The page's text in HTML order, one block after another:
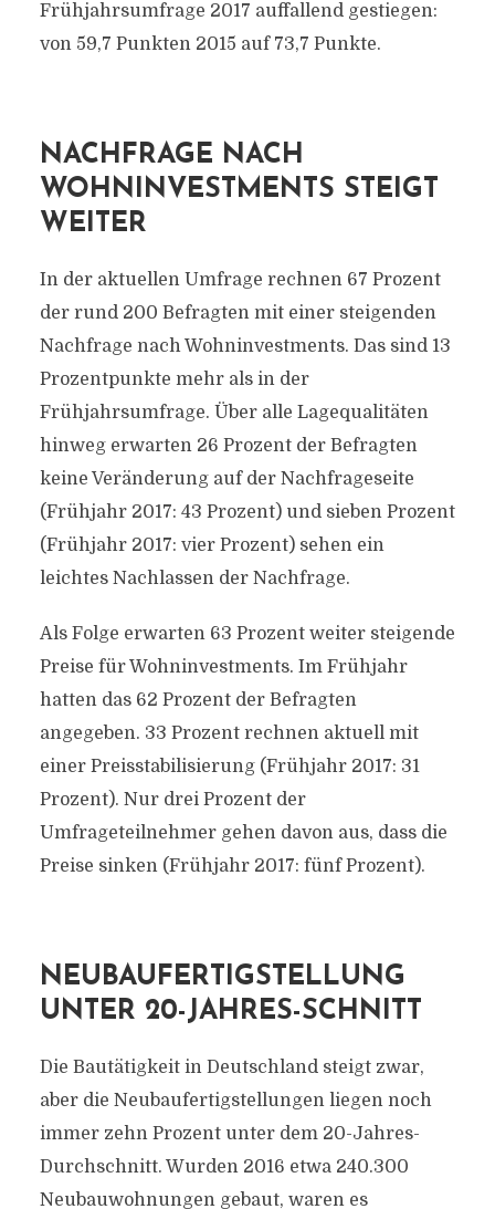
Frühjahrsumfrage 2017 auffallend gestiegen:
von 59,7 Punkten 2015 auf 73,7 Punkte.
NACHFRAGE NACH
WOHNINVESTMENTS STEIGT
WEITER
In der aktuellen Umfrage rechnen 67 Prozent
der rund 200 Befragten mit einer steigenden
Nachfrage nach Wohninvestments. Das sind 13
Prozentpunkte mehr als in der
Frühjahrsumfrage. Über alle Lagequalitäten
hinweg erwarten 26 Prozent der Befragten
keine Veränderung auf der Nachfrageseite
(Frühjahr 2017: 43 Prozent) und sieben Prozent
(Frühjahr 2017: vier Prozent) sehen ein
leichtes Nachlassen der Nachfrage.
Als Folge erwarten 63 Prozent weiter steigende
Preise für Wohninvestments. Im Frühjahr
hatten das 62 Prozent der Befragten
angegeben. 33 Prozent rechnen aktuell mit
einer Preisstabilisierung (Frühjahr 2017: 31
Prozent). Nur drei Prozent der
Umfrageteilnehmer gehen davon aus, dass die
Preise sinken (Frühjahr 2017: fünf Prozent).
NEUBAUFERTIGSTELLUNG
UNTER 20-JAHRES-SCHNITT
Die Bautätigkeit in Deutschland steigt zwar,
aber die Neubaufertigstellungen liegen noch
immer zehn Prozent unter dem 20-Jahres-
Durchschnitt. Wurden 2016 etwa 240.300
Neubauwohnungen gebaut, waren es